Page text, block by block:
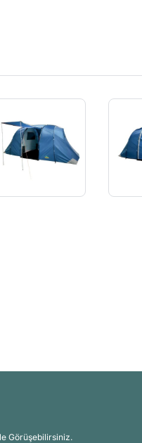
Görüşebilirsiniz.